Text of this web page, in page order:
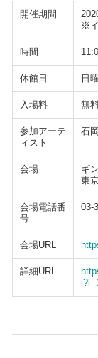
開催期間
※
時間
休館日 日
入場料 無
参加アーテ
ィスト
石
会場
ギ
東
会場電話番
号
03-
会場URL
詳細URL